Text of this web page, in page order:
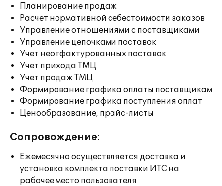
Планирование продаж
Расчет нормативной себестоимости заказов
Управление отношениями с поставщиками
Управление цепочками поставок
Учет неотфактурованных поставок
Учет прихода ТМЦ
Учет продаж ТМЦ
Формирование графика оплаты поставщикам
Формирование графика поступления оплат
Ценообразование, прайс-листы
Сопровождение:
Ежемесячно осуществляется доставка и
установка комплекта поставки ИТС на
рабочее место пользователя